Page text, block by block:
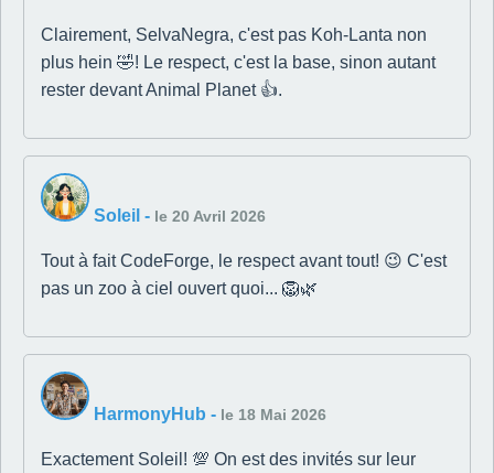
Clairement, SelvaNegra, c'est pas Koh-Lanta non
plus hein 🤣! Le respect, c'est la base, sinon autant
rester devant Animal Planet 👍.
Soleil - le 20 Avril 2026
Tout à fait CodeForge, le respect avant tout! 😉 C'est
pas un zoo à ciel ouvert quoi... 🦁🌿
HarmonyHub - le 18 Mai 2026
Exactement Soleil! 💯 On est des invités sur leur